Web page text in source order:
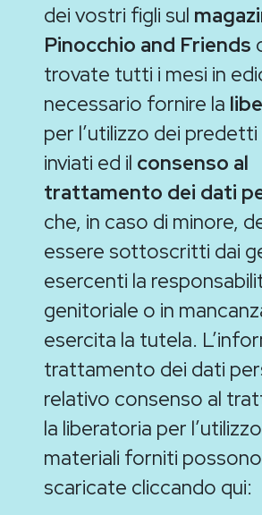
dei vostri figli sul
Pinocchio and Friends
trovate tutti i mesi in
necessario fornire la
per l’utilizzo dei
inviati ed il consenso al
trattamento dei dati
che, in caso di minore,
essere sottoscritti dai
esercenti la
genitoriale o in
esercita la tutela.
trattamento dei dati
relativo consenso al
la liberatoria per
materiali forniti
scaricate cliccando qui: